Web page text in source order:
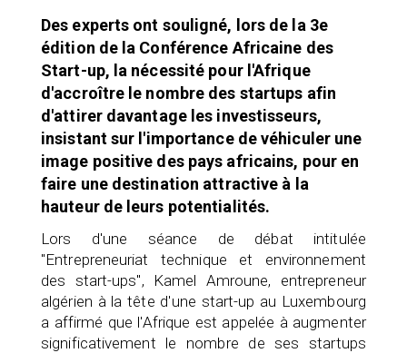
Des experts ont souligné, lors de la 3e
édition de la Conférence Africaine des
Start-up, la nécessité pour l'Afrique
d'accroître le nombre des startups afin
d'attirer davantage les investisseurs,
insistant sur l'importance de véhiculer une
image positive des pays africains, pour en
faire une destination attractive à la
hauteur de leurs potentialités.
Lors d'une séance de débat intitulée
"Entrepreneuriat technique et environnement
des start-ups", Kamel Amroune, entrepreneur
algérien à la tête d'une start-up au Luxembourg
a affirmé que l'Afrique est appelée à augmenter
significativement le nombre de ses startups